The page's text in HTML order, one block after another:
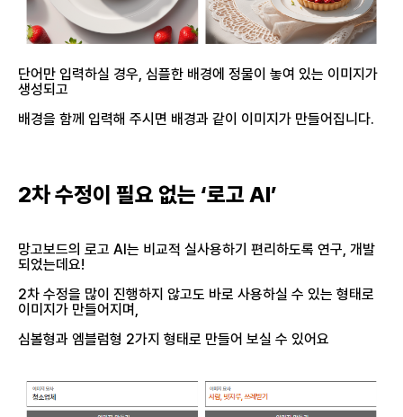
단어만 입력하실 경우, 심플한 배경에 정물이 놓여 있는 이미지가
생성되고
배경을 함께 입력해 주시면 배경과 같이 이미지가 만들어집니다.
2차 수정이 필요 없는 ‘로고 AI’
망고보드의 로고 AI는 비교적 실사용하기 편리하도록 연구, 개발
되었는데요!
2차 수정을 많이 진행하지 않고도 바로 사용하실 수 있는 형태로
이미지가 만들어지며,
심볼형과 엠블럼형 2가지 형태로 만들어 보실 수 있어요